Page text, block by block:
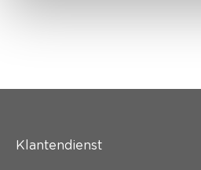
Klantendienst